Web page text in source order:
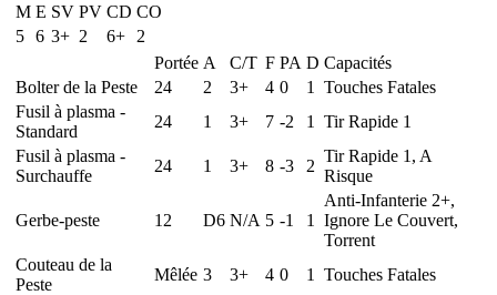
M E SV PV CD CO
5 6 3+ 2 6+
2
Portée A C/T F PA D Capacités
Bolter de la Peste
24 2 3+ 4 0 1
Touches Fatales
Fusil à plasma -
Standard
24 1 3+ 7 -2 1
Tir Rapide 1
Fusil à plasma -
Surchauffe
24 1 3+ 8 -3 2
Tir Rapide 1, A
Risque
Gerbe-peste 12 D6 N/A 5 -1 1
Anti-Infanterie 2+,
Ignore Le Couvert,
Torrent
Couteau de la
Peste
Mêlée 3 3+ 4 0 1
Touches Fatales